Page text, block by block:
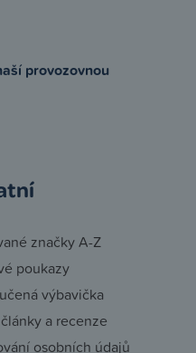
provozovnou
značky A-Z
poukazy
výbavička
a recenze
osobních údajů